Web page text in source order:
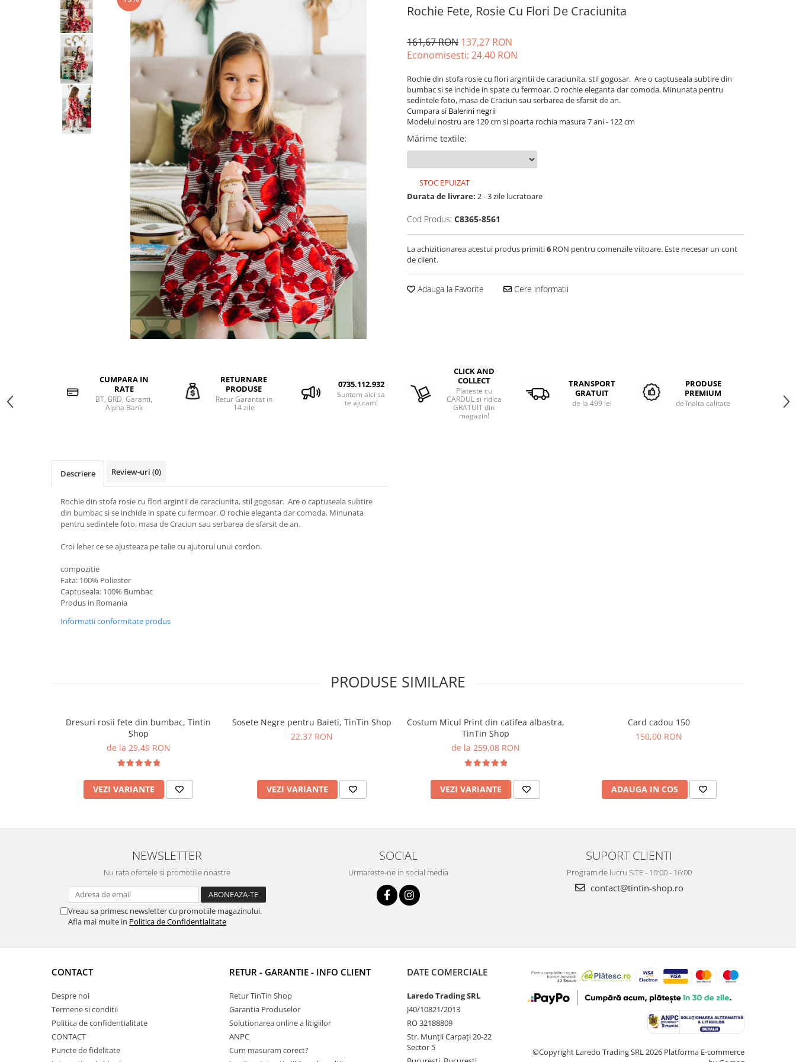
Rochie Fete, Rosie Cu Flori De Craciunita
161,67 RON 137,27 RON
Economisesti: 24,40 RON
Rochie din stofa rosie cu flori argintii de caraciunita, stil gogosar. Are o captuseala subtire din
bumbac si se inchide in spate cu fermoar. O rochie eleganta dar comoda. Minunata pentru
sedintele foto, masa de Craciun sau serbarea de sfarsit de an.
Cumpara si Balerini negrii
Modelul nostru are 120 cm si poarta rochia masura 7 ani - 122 cm
Mărime textile:
STOC EPUIZAT
Durata de livrare: 2 - 3 zile lucratoare
Cod Produs: C8365-8561
La achizitionarea acestui produs primiti6 RON pentru comenzile viitoare. Este necesar un cont
de client.
Adauga la Favorite Cere informatii
CUMPARA IN
RATE
BT, BRD, Garanti,
Alpha Bank
RETURNARE
PRODUSE
Retur Garantat in
14 zile
0735.112.932
Suntem aici sa
te ajutam!
CLICK AND
COLLECT
Plateste cu
CARDUL si ridica
GRATUIT din
magazin!
TRANSPORT
GRATUIT
de la 499 lei
PRODUSE
PREMIUM
de înalta calitate
Descriere Review-uri (0)
Rochie din stofa rosie cu flori argintii de caraciunita, stil gogosar. Are o captuseala subtire
din bumbac si se inchide in spate cu fermoar. O rochie eleganta dar comoda. Minunata
pentru sedintele foto, masa de Craciun sau serbarea de sfarsit de an.
Croi leher ce se ajusteaza pe talie cu ajutorul unui cordon.
compozitie
Fata: 100% Poliester
Captuseala: 100% Bumbac
Produs in Romania
Informatii conformitate produs
PRODUSE SIMILARE
Dresuri rosii fete din bumbac, Tintin
Shop
de la 29,49 RON
VEZI VARIANTE
Sosete Negre pentru Baieti, TinTin Shop
22,37 RON
VEZI VARIANTE
Costum Micul Print din catifea albastra,
TinTin Shop
de la 259,08 RON
VEZI VARIANTE
Card cadou 150
150,00 RON
ADAUGA IN COS
NEWSLETTER
Nu rata ofertele si promotiile noastre
Vreau sa primesc newsletter cu promotiile magazinului.
Afla mai multe in Politica de Confidentialitate
SOCIAL
Urmareste-ne in social media
SUPORT CLIENTI
Program de lucru SITE - 10:00 - 16:00
contact@tintin-shop.ro
CONTACT
Despre noi
Termene si conditii
Politica de confidentialitate
CONTACT
Puncte de fidelitate
RETUR - GARANTIE - INFO CLIENT
Retur TinTin Shop
Garantia Produselor
Solutionarea online a litigiilor
ANPC
Cum masuram corect?
DATE COMERCIALE
Laredo Trading SRL
J40/10821/2013
RO 32188809
Str. Munții Carpați 20-22
Sector 5
©Copyright Laredo Trading SRL 2026 Platforma E-commerce